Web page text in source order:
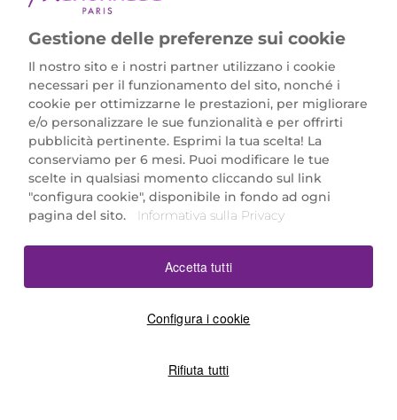
Marionnaud Parfumeries Italia S.r.l.
Largo Fiera Milano 5, 20017 Rho (MI)
REA Milano 1650024 con P.IVA 13425220152.
SCARICA LA NOSTRA APP
Gestione delle preferenze sui cookie
Il nostro sito e i nostri partner utilizzano i cookie
necessari per il funzionamento del sito, nonché i
cookie per ottimizzarne le prestazioni, per migliorare
e/o personalizzare le sue funzionalità e per offrirti
pubblicità pertinente. Esprimi la tua scelta! La
conserviamo per 6 mesi. Puoi modificare le tue
scelte in qualsiasi momento cliccando sul link
"configura cookie", disponibile in fondo ad ogni
pagina del sito.
Informativa sulla Privacy
Configura i cookie
Rifiuta tutti
Accetta tutti